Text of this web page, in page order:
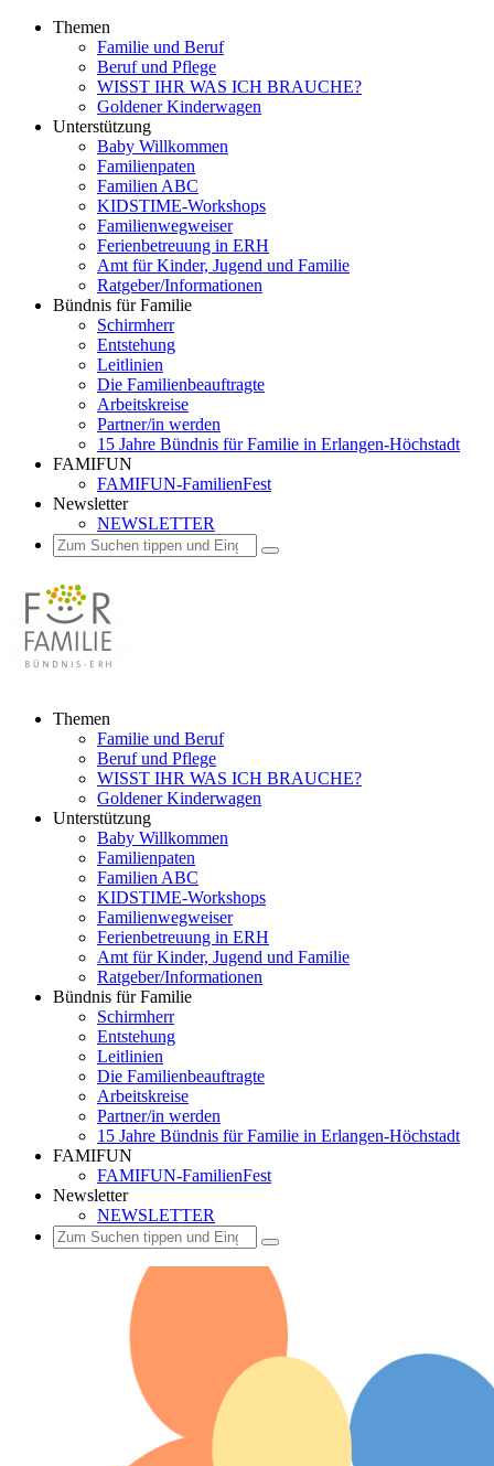
Themen
Familie und Beruf
Beruf und Pflege
WISST IHR WAS ICH BRAUCHE?
Goldener Kinderwagen
Unterstützung
Baby Willkommen
Familienpaten
Familien ABC
KIDSTIME-Workshops
Familienwegweiser
Ferienbetreuung in ERH
Amt für Kinder, Jugend und Familie
Ratgeber/Informationen
Bündnis für Familie
Schirmherr
Entstehung
Leitlinien
Die Familienbeauftragte
Arbeitskreise
Partner/in werden
15 Jahre Bündnis für Familie in Erlangen-Höchstadt
FAMIFUN
FAMIFUN-FamilienFest
Newsletter
NEWSLETTER
Suchen
Suchen
nach:
Suchen
Zum
Themen
Familie und Beruf
Beruf und Pflege
WISST IHR WAS ICH BRAUCHE?
Goldener Kinderwagen
Unterstützung
Baby Willkommen
Familienpaten
Familien ABC
KIDSTIME-Workshops
Familienwegweiser
Ferienbetreuung in ERH
Amt für Kinder, Jugend und Familie
Ratgeber/Informationen
Bündnis für Familie
Schirmherr
Entstehung
Leitlinien
Die Familienbeauftragte
Arbeitskreise
Partner/in werden
15 Jahre Bündnis für Familie in Erlangen-Höchstadt
FAMIFUN
FAMIFUN-FamilienFest
Newsletter
NEWSLETTER
Suchen
Suchen
nach:
Suchen